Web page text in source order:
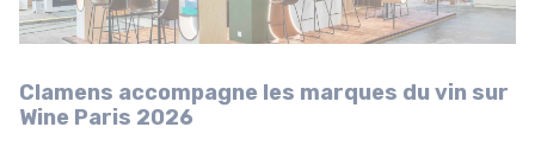
Clamens accompagne les marques du vin sur
Wine Paris 2026